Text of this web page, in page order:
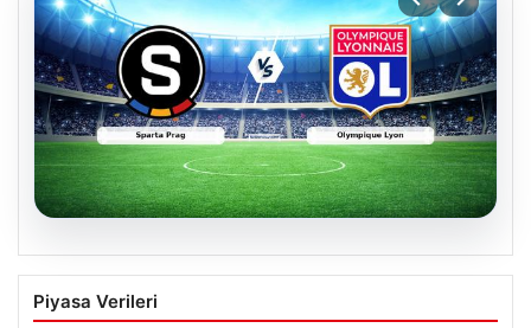
05.08.2026
(Özet) Sparta Prag – Olympique Lyon
Maçı Özeti ve Tüm Önemli Anları
Piyasa Verileri